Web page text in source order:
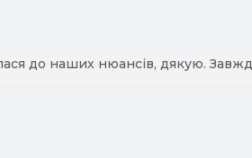
до наших нюансів, дякую.